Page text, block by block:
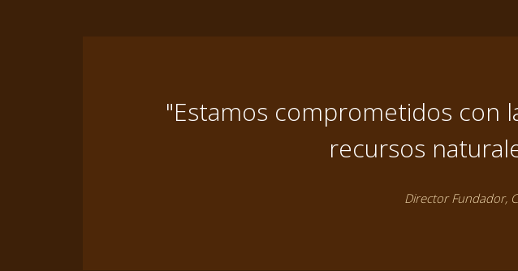
"Estamos comprometidos con
recursos
Director Fundador,